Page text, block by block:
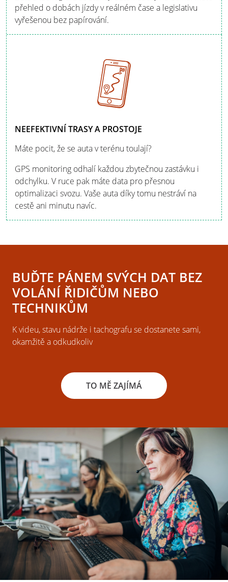
přehled o dobách jízdy v reálném čase a legislativu
vyřešenou bez papírování.
NEEFEKTIVNÍ TRASY A PROSTOJE
Máte pocit, že se auta v terénu toulají?
GPS monitoring odhalí každou zbytečnou zastávku i
odchylku. V ruce pak máte data pro přesnou
optimalizaci svozu. Vaše auta díky tomu nestráví na
cestě ani minutu navíc.
BUĎTE PÁNEM SVÝCH DAT BEZ
VOLÁNÍ ŘIDIČŮM NEBO
TECHNIKŮM
K videu, stavu nádrže i tachografu se dostanete sami,
okamžitě a odkudkoliv
TO MĚ ZAJÍMÁ